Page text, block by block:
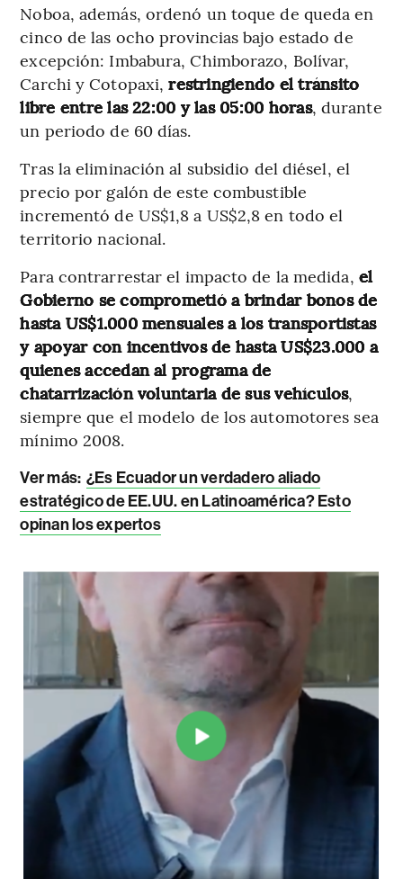
Noboa, además, ordenó un toque de queda en
cinco de las ocho provincias bajo estado de
excepción: Imbabura, Chimborazo, Bolívar,
Carchi y Cotopaxi,restringiendo el tránsito
libre entre las 22:00 y las 05:00 horas, durante
un periodo de 60 días.
Tras la eliminación al subsidio del diésel, el
precio por galón de este combustible
incrementó de US$1,8 a US$2,8 en todo el
territorio nacional.
Para contrarrestar el impacto de la medida, el
Gobierno se comprometió a brindar bonos de
hasta US$1.000 mensuales a los transportistas
y apoyar con incentivos de hasta US$23.000 a
quienes accedan al programa de
chatarrización voluntaria de sus vehículos,
siempre que el modelo de los automotores sea
mínimo 2008.
Ver más: ¿Es Ecuador un verdadero aliado
estratégico de EE.UU. en Latinoamérica? Esto
opinan los expertos